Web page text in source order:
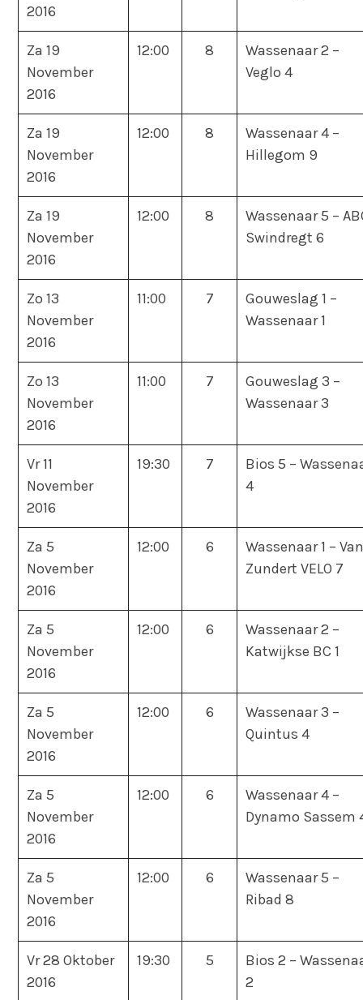
2016
Za 19
November
2016
12:00 8
Wassenaar 2 –
Veglo 4
Za 19
November
2016
12:00 8
Wassenaar 4 –
Hillegom 9
Za 19
November
2016
12:00 8
Wassenaar 5 –
Swindregt 6
Zo 13
November
2016
11:00 7
Gouweslag 1 –
Wassenaar 1
Zo 13
November
2016
11:00 7
Gouweslag 3 –
Wassenaar 3
Vr 11
November
2016
19:30 7
Bios 5 –
4
Za 5
November
2016
12:00 6
Wassenaar 1 –
Zundert VELO 7
Za 5
November
2016
12:00 6
Wassenaar 2 –
Katwijkse BC 1
Za 5
November
2016
12:00 6
Wassenaar 3 –
Quintus 4
Za 5
November
2016
12:00 6
Wassenaar 4 –
Dynamo Sassem
Za 5
November
2016
12:00 6
Wassenaar 5 –
Ribad 8
Vr 28 Oktober
2016
19:30 5
Bios 2 –
2